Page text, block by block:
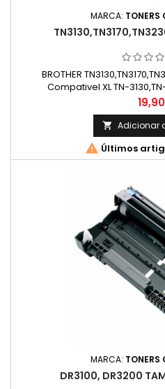
MARCA: TONERS
BROTHER
Compativel XL TN-
Capacidade:
Preço
 Adicionar
 Últimos
MARCA: TONERS
DR3100, DR3200